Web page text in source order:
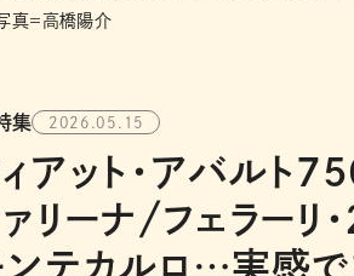
真＝高橋陽介
集 2026.05.15
アット・アバルト
リーナ/フェラーリ
ンテカルロ…実感